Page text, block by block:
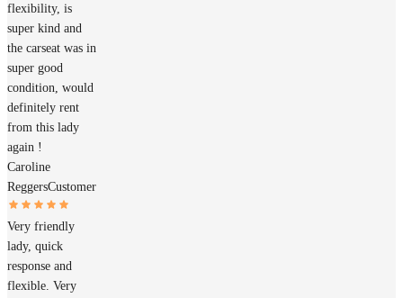
flexibility, is
super kind and
the carseat was in
super good
condition, would
definitely rent
from this lady
again !
Caroline
ReggersCustomer
Very friendly
lady, quick
response and
flexible. Very